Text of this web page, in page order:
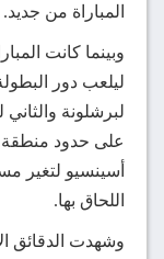
المباراة من جديد.
وبينما كانت
لبرشلونة
على حدود منطقة
أسينسيو لتغير
اللحاق بها.
وشهدت الدقائق